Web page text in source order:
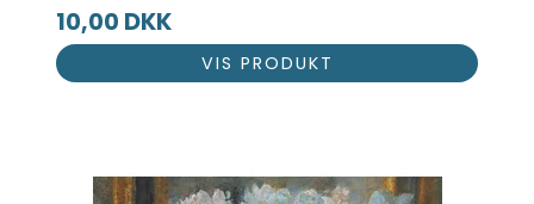
10,00 DKK
VIS PRODUKT